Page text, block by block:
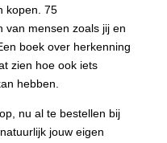
kopen. 75
van mensen zoals jij en
boek over herkenning
zien hoe ook iets
hebben.
nu al te bestellen bij
jouw eigen